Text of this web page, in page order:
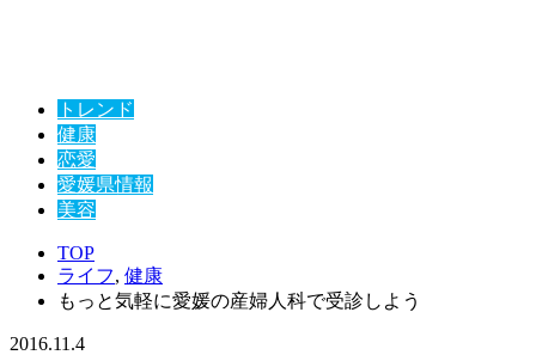
トレンド
健康
恋愛
愛媛県情報
美容
TOP
ライフ, 健康
もっと気軽に愛媛の産婦人科で受診しよう
2016.11.4